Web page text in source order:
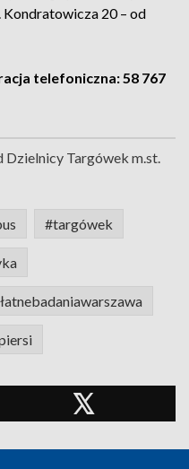
Kondratowicza 20 – od
telefoniczna: 58 767
Targówek m.st.
#targówek